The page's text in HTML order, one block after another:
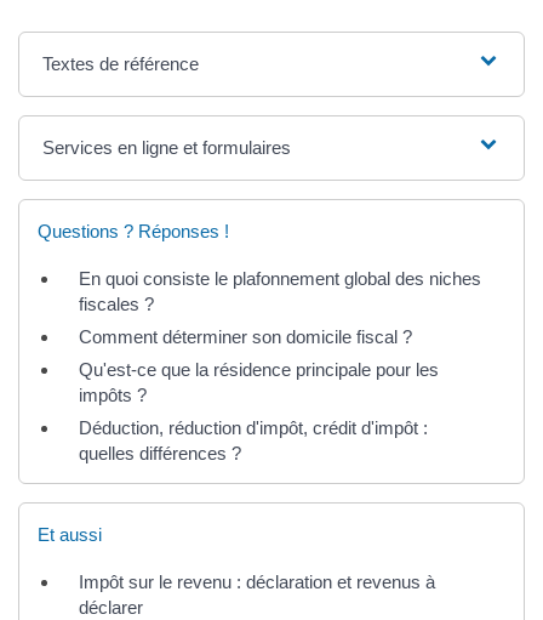
Textes de référence
Services en ligne et formulaires
Questions ? Réponses !
En quoi consiste le plafonnement global des niches
fiscales ?
Comment déterminer son domicile fiscal ?
Qu'est-ce que la résidence principale pour les
impôts ?
Déduction, réduction d'impôt, crédit d'impôt :
quelles différences ?
Et aussi
Impôt sur le revenu : déclaration et revenus à
déclarer